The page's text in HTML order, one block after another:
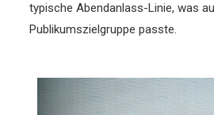
typische Abendanlass-Linie, was
Publikumszielgruppe passte.